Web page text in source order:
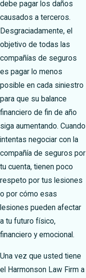
debe pagar los daños
causados a terceros.
Desgraciadamente, el
objetivo de todas las
compañías de seguros
es pagar lo menos
posible en cada siniestro
para que su balance
financiero de fin de año
siga aumentando. Cuando
intentas negociar con la
compañía de seguros por
tu cuenta, tienen poco
respeto por tus lesiones
o por cómo esas
lesiones pueden afectar
a tu futuro físico,
financiero y emocional.
Una vez que usted tiene
el Harmonson Law Firm a